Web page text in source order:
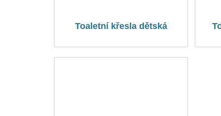
Toaletní křesla dětská